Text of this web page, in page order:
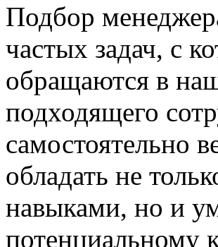
Подбор
частых задач, с
обращаются в
подходящего
самостоятельно
обладать не
навыками, но и
потенциальному